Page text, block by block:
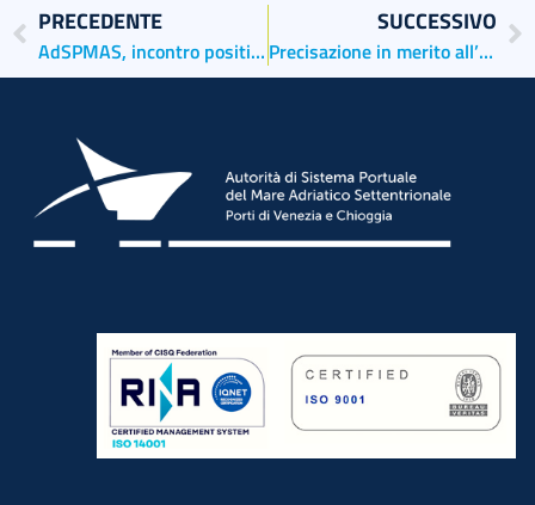
PRECEDENTE
AdSPMAS, incontro positivo con delegazione utenti parcheggi
SUCCESSIVO
Precisazione in merito all’articolo pubblicato oggi da Il Gazzettino ed. Venezia dal titolo “Tresse, atto d’accusa di Anac: criticità nella concessione”